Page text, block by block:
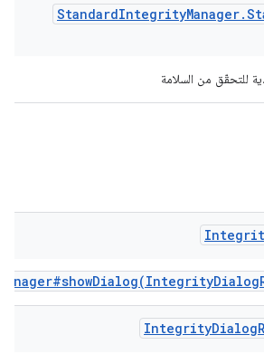
StandardIntegrityManager.
للتحقّق من السلامة
IntegrityDialog